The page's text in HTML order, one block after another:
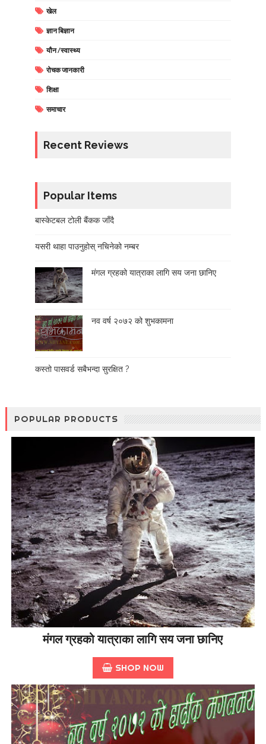
खेल
ज्ञान बिज्ञान
यौन /स्वास्थ्य
रोचक जानकारी
शिक्षा
समाचार
Recent Reviews
Popular Items
बास्केटबल टोली बैंकक जाँदै
यसरी थाहा पाउनुहोस् नचिनेको नम्बर
मंगल ग्रहको यात्राका लागि सय जना छानिए
नव वर्ष २०७२ को शुभकामना
कस्तो पासवर्ड सबैभन्दा सुरक्षित ?
POPULAR PRODUCTS
मंगल ग्रहको यात्राका लागि सय जना छानिए
SHOP NOW